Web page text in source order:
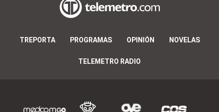
TREPORTA PROGRAMAS OPINIÓN NOVELAS
TELEMETRO RADIO